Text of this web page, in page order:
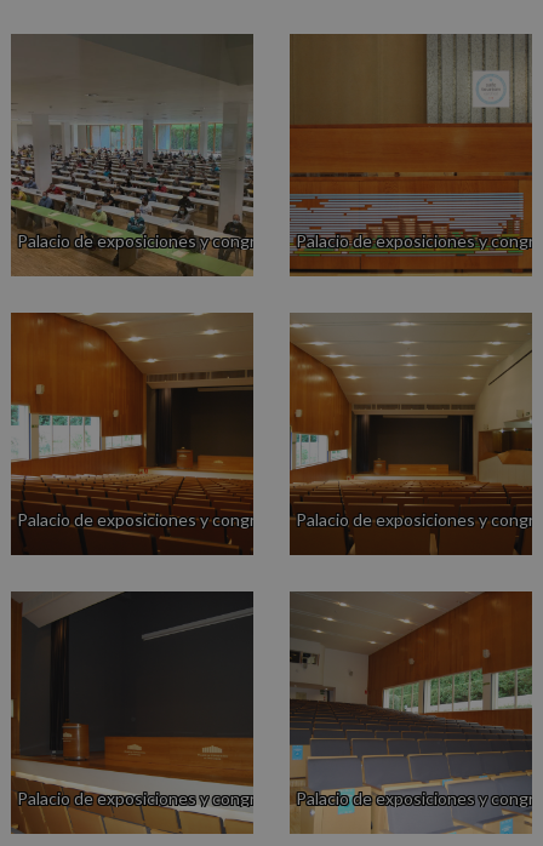
Palacio de exposiciones y congresosPalacio de exposiciones y
Palacio de exposiciones y congresos Palacio de exposiciones y
Palacio de exposiciones y congresos Palacio de exposiciones y